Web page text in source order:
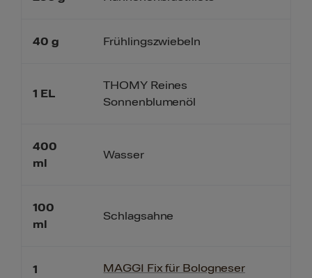
40 g
1 EL
400
ml
100
ml
1
Frühlingszwiebeln
THOMY Reines
Sonnenblumenöl
Wasser
Schlagsahne
MAGGI Fix für Bologneser